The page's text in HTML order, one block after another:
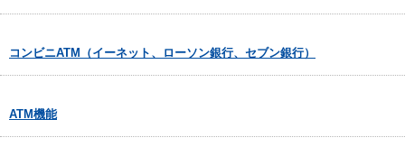
コンビニATM（イーネット、ローソン銀行、セブン銀行）
ATM機能